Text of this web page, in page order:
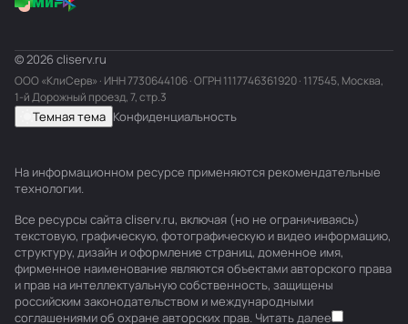
© 2026 cliserv.ru
ООО «КлиСерв» · ИНН7730644106· ОГРН 1117746361920 · 117545, Москва,
1-й Дорожный проезд, 7, стр.3
Темная тема Конфиденциальность
На информационном ресурсе применяются рекомендательные
технологии.
Все ресурсы сайта cliserv.ru, включая (но не ограничиваясь)
текстовую, графическую, фотографическую и видео информацию,
структуру, дизайн и оформление страниц, доменное имя,
фирменное наименование являются объектами авторского права
и прав на интеллектуальную собственность, защищены
российским законодательством и международными
соглашениями об охране авторских прав. Читать далее